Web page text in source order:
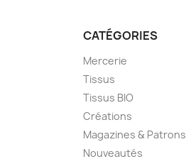
CATÉGORIES
Mercerie
Tissus
Tissus BIO
Créations
Magazines & Patrons
Nouveautés